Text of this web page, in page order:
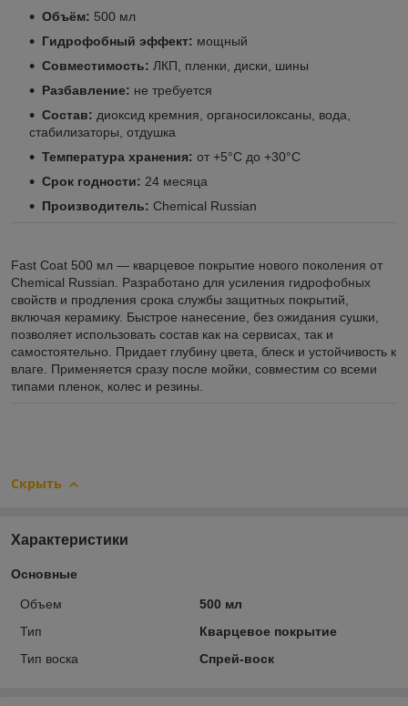
Объём: 500 мл
Гидрофобный эффект: мощный
Совместимость: ЛКП, пленки, диски, шины
Разбавление: не требуется
Состав: диоксид кремния, органосилоксаны, вода,
стабилизаторы, отдушка
Температура хранения: от +5°C до +30°C
Срок годности: 24 месяца
Производитель: Chemical Russian
Fast Coat 500 мл — кварцевое покрытие нового поколения от
Chemical Russian. Разработано для усиления гидрофобных
свойств и продления срока службы защитных покрытий,
включая керамику. Быстрое нанесение, без ожидания сушки,
позволяет использовать состав как на сервисах, так и
самостоятельно. Придает глубину цвета, блеск и устойчивость к
влаге. Применяется сразу после мойки, совместим со всеми
типами пленок, колес и резины.
Скрыть
Характеристики
Основные
Объем
500 мл
Тип
Кварцевое покрытие
Тип воска
Спрей-воск